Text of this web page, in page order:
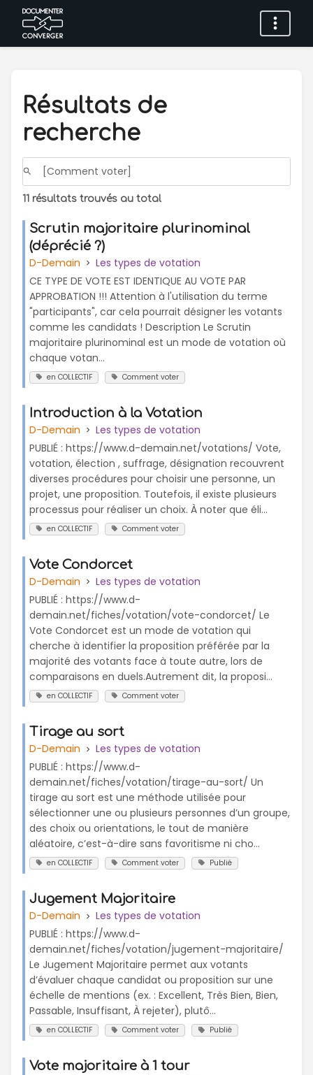
Résultats de
recherche
11 résultats trouvés au total
Scrutin majoritaire plurinominal
(déprécié ?)
D-Demain
Les types de votation
CE TYPE DE VOTE EST IDENTIQUE AU VOTE PAR
APPROBATION !!! Attention à l'utilisation du terme
"participants", car cela pourrait désigner les votants
comme les candidats ! Description Le Scrutin
majoritaire plurinominal est un mode de votation où
chaque votan...
en COLLECTIF Comment voter
Introduction à la Votation
D-Demain
Les types de votation
PUBLIÉ : https://www.d-demain.net/votations/ Vote,
votation, élection , suffrage, désignation recouvrent
diverses procédures pour choisir une personne, un
projet, une proposition. Toutefois, il existe plusieurs
processus pour réaliser un choix. À noter que éli...
en COLLECTIF Comment voter
Vote Condorcet
D-Demain
Les types de votation
PUBLIÉ : https://www.d-
demain.net/fiches/votation/vote-condorcet/ Le
Vote Condorcet est un mode de votation qui
cherche à identifier la proposition préférée par la
majorité des votants face à toute autre, lors de
comparaisons en duels.Autrement dit, la proposi...
en COLLECTIF Comment voter
Tirage au sort
D-Demain
Les types de votation
PUBLIÉ : https://www.d-
demain.net/fiches/votation/tirage-au-sort/ Un
tirage au sort est une méthode utilisée pour
sélectionner une ou plusieurs personnes d’un groupe,
des choix ou orientations, le tout de manière
aléatoire, c’est-à-dire sans favoritisme ni cho...
en COLLECTIF Comment voter Publié
Jugement Majoritaire
D-Demain
Les types de votation
PUBLIÉ : https://www.d-
demain.net/fiches/votation/jugement-majoritaire/
Le Jugement Majoritaire permet aux votants
d’évaluer chaque candidat ou proposition sur une
échelle de mentions (ex. : Excellent, Très Bien, Bien,
Passable, Insuffisant, À rejeter), plutô...
en COLLECTIF Comment voter Publié
Vote majoritaire à 1 tour